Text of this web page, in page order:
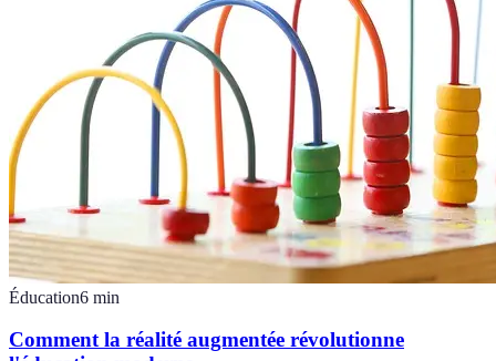
Éducation6 min
Comment la réalité augmentée révolutionne